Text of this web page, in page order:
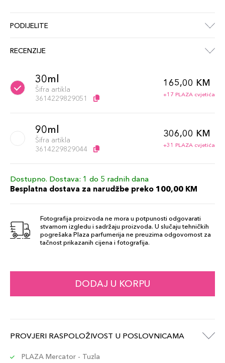
PODIJELITE
RECENZIJE
30ml
Šifra artikla
3614229829051
165,00 KM
+17 PLAZA cvjetića
90ml
Šifra artikla
3614229829044
306,00 KM
+31 PLAZA cvjetića
Dostupno. Dostava: 1 do 5 radnih dana
Besplatna dostava za narudžbe preko 100,00 KM
Fotografija proizvoda ne mora u potpunosti odgovarati
stvarnom izgledu i sadržaju proizvoda. U slučaju tehničkih
pogrešaka Plaza parfumerija ne preuzima odgovornost za
tačnost prikazanih cijena i fotografija.
DODAJ U KORPU
PROVJERI RASPOLOŽIVOST U POSLOVNICAMA
PLAZA Mercator - Tuzla